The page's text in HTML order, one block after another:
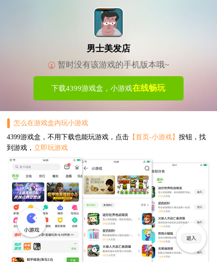
男士美发店
暂时没有该游戏的手机版本哦~
下载4399游戏盒，小游戏在线畅玩
怎么在游戏盒内玩小游戏
4399游戏盒，不用下载也能玩游戏，点击【首页-小游戏】 按钮，找
到游戏， 立即玩游戏